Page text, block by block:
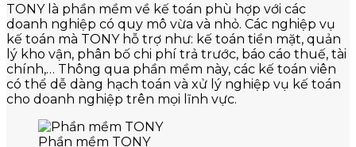
TONY là phần mềm về kế toán phù hợp với các
doanh nghiệp có quy mô vừa và nhỏ. Các nghiệp vụ
kế toán mà TONY hỗ trợ như: kế toán tiền mặt, quản
lý kho vận, phân bố chi phí trả trước, báo cáo thuế, tài
chính,… Thông qua phần mềm này, các kế toán viên
có thể dễ dàng hạch toán và xử lý nghiệp vụ kế toán
cho doanh nghiệp trên mọi lĩnh vực.
Phần mềm TONY